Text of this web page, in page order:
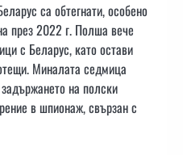
са обтегнати, особено
през 2022 г. Полша вече
с Беларус, като остави
Миналата седмица
на полски
в шпионаж, свързан с